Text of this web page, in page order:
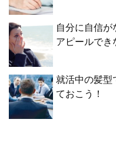
自分に自信が
アピールでき
就活中の髪型
ておこう！